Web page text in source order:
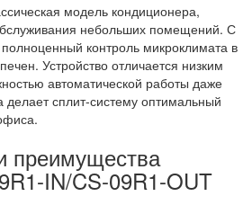
модель кондиционера,
небольших помещений. С
контроль микроклимата в
Устройство отличается низким
автоматической работы даже
делает сплит-систему оптимальный
преимущества
IN/CS-09R1-OUT